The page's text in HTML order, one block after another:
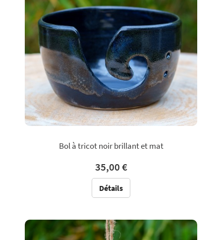
Bol à tricot noir brillant et mat
35,00 €
Détails